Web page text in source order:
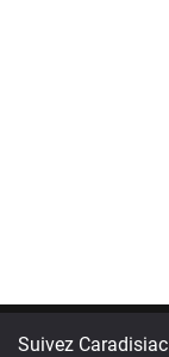
Suivez Caradisiac